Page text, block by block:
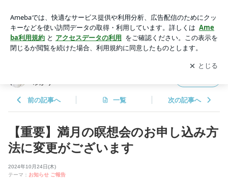
霊能者・スピリチュアルカウンセラー 関本ゆかり
アプリをダウンロードして ブログの更新通知
を受け取りまし
ょう。
開く
ゆかり
前の記事へ 一覧 次の記事へ
【重要】満月の瞑想会のお申し込み方
法に変更がございます
2024年10月24日(木)
テーマ： お知らせ ご報告